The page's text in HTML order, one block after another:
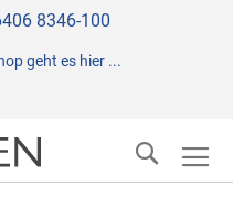
8346-100
geht es hier ...
Suche